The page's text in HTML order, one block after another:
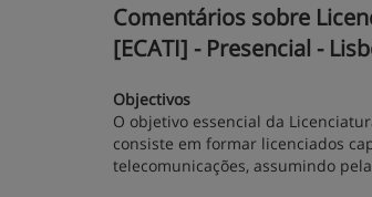
Comentários sobre
[ECATI] - Presencial -
Objectivos
O objetivo essencial da
consiste em formar licenciados
telecomunicações, assumindo